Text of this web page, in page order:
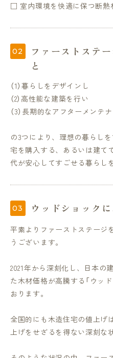
□ 室内環境を快適に保つ断熱
ファーストステ
と
（1）暮らしをデザインし
（2）高性能な建築を行い
（3）長期的なアフターメンテ
の3つにより、理想の暮らし
宅を購入する、あるいは建て
代が安心してすごせる暮らし
ウッドショック
平素よりファーストステージ
うございます。
2021年から深刻化し、日本の
た木材価格が高騰する「ウッ
おります。
全国的にも木造住宅の値上げ
上げをせざるを得ない深刻な